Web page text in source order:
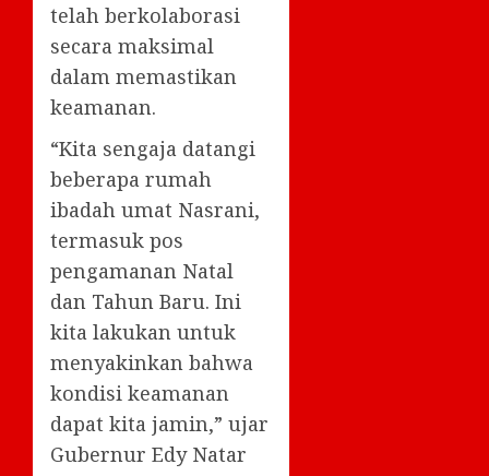
telah berkolaborasi
secara maksimal
dalam memastikan
keamanan.
“Kita sengaja datangi
beberapa rumah
ibadah umat Nasrani,
termasuk pos
pengamanan Natal
dan Tahun Baru. Ini
kita lakukan untuk
menyakinkan bahwa
kondisi keamanan
dapat kita jamin,” ujar
Gubernur Edy Natar